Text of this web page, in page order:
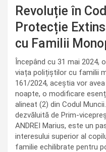
Revoluție în
Protecție
cu Familii
Începând cu 31 mai 2024,
viața polițiștilor cu familii
161/2024, aceștia vor
noapte, o modificare
alineat (2) din Codul
dezvăluită de Prim-
ANDREI Marius, este un
interesului superior al
familie echilibrate pentru